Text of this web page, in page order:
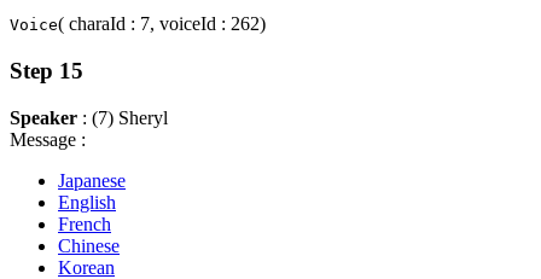
Voice( charaId : 7, voiceId : 262)
Step 15
Speaker : (7) Sheryl
Message :
Japanese
English
French
Chinese
Korean